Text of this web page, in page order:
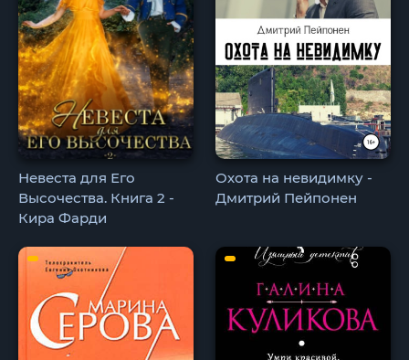
Невеста для Его
Высочества. Книга 2 -
Кира Фарди
Охота на невидимку -
Дмитрий Пейпонен